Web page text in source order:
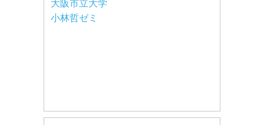
大阪市立大学
小林哲ゼミ